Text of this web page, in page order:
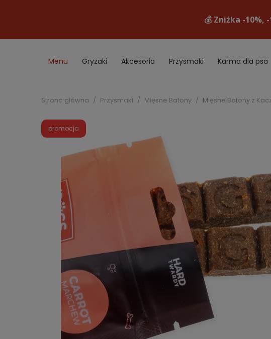
Menu Gryzaki Akcesoria Przysmaki Karma dla psa
Strona główna Przysmaki Mięsne Batony Mięsne Batony z
promocja